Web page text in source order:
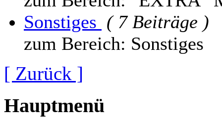
Sonstiges ( 7 Beiträge )
zum Bereich: Sonstiges
[ Zurück ]
Hauptmenü